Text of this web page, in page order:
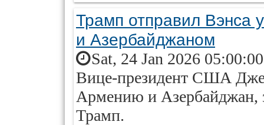
Трамп отправил Вэнса
и Азербайджаном
Sat, 24 Jan 2026
Вице-президент США
Армению и Азербайджан,
Трамп.